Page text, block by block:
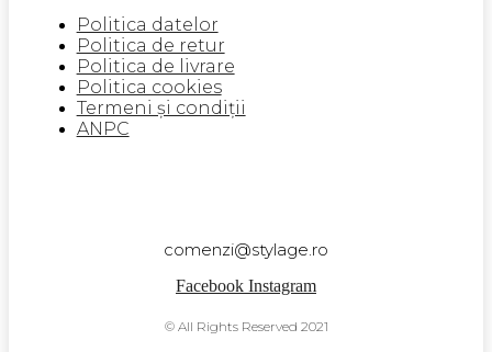
Politica datelor
Politica de retur
Politica de livrare
Politica cookies
Termeni și condiții
ANPC
comenzi@stylage.ro
Facebook Instagram
© All Rights Reserved 2021